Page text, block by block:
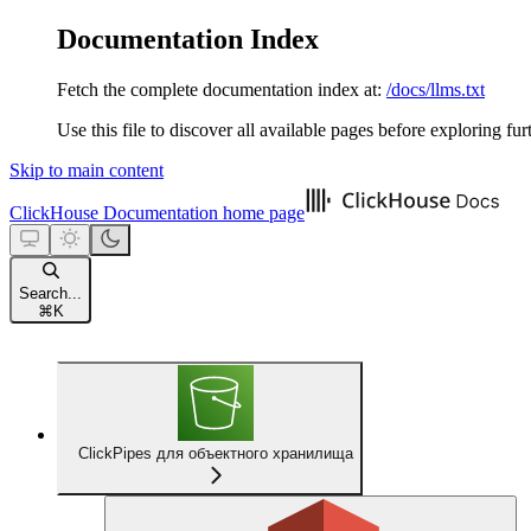
Documentation Index
Fetch the complete documentation index at: /docs/llms.txt
Use this file to discover all available pages before exploring
Skip to main content
ClickHouse Documentation home page
Search...
⌘ K
ClickPipes для объектного хранилища